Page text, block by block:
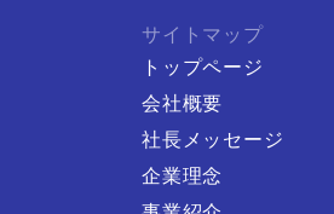
ゲ
ー
シ
ョ
ン
サイトマップ
トップページ
会社概要
社長メッセージ
企業理念